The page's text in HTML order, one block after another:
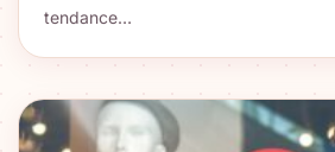
tendance…